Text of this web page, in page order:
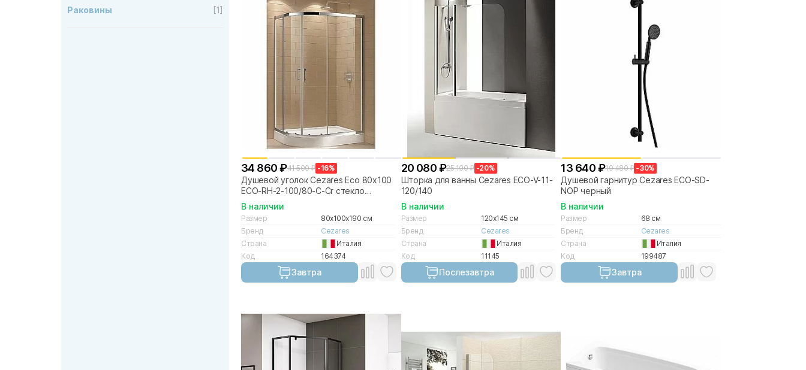
Раковины [1]
34 860 ₽41 500 ₽ -16%
Душевой уголок Cezares Eco 80х100
ECO-RH-2-100/80-C-Cr стекло
прозрачное/профиль хром
В наличии
Размер
80x100x190 см
Бренд
Cezares
Страна
Италия
Код
164374
Завтра
20 080 ₽25 100 ₽ -20%
Шторка для ванны Cezares ECO-V-11-
120/140
В наличии
Размер
120x145 см
Бренд
Cezares
Страна
Италия
Код
11145
Послезавтра
13 640 ₽19 480 ₽ -30%
Душевой гарнитур Cezares ECO-SD-
NOP черный
В наличии
Размер
68 см
Бренд
Cezares
Страна
Италия
Код
199487
Завтра